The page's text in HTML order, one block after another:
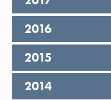
År,
2016
År,
2015
År,
2014